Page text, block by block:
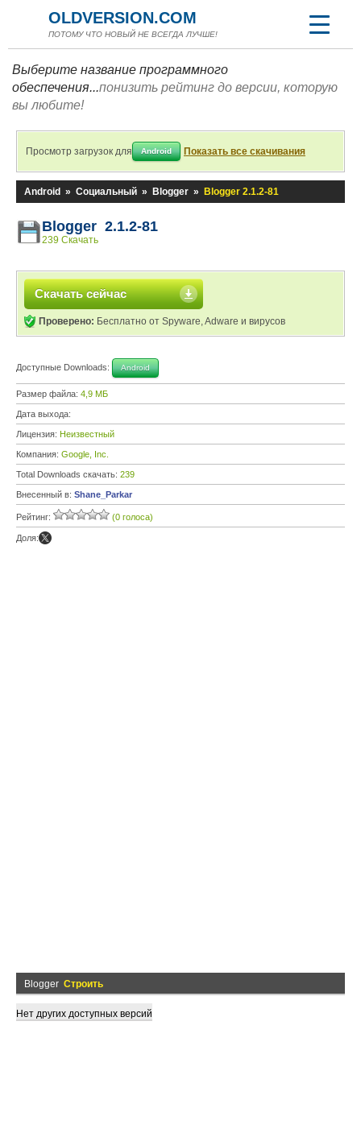
OLDVERSION.COM
ПОТОМУ ЧТО НОВЫЙ НЕ ВСЕГДА ЛУЧШЕ!
Выберите название программного
обеспечения...понизить рейтинг до версии, которую
вы любите!
Просмотр загрузок для Android Показать все скачивания
Android » Социальный » Blogger » Blogger 2.1.2-81
Blogger 2.1.2-81
239 Скачать
Скачать сейчас
Проверено: Бесплатно от Spyware, Adware и вирусов
Доступные Downloads: Android
Размер файла: 4,9 МБ
Дата выхода:
Лицензия: Неизвестный
Компания: Google, Inc.
Total Downloads скачать: 239
Внесенный в: Shane_Parkar
Рейтинг: (0 голоса)
Доля:
Blogger Строить
Нет других доступных версий